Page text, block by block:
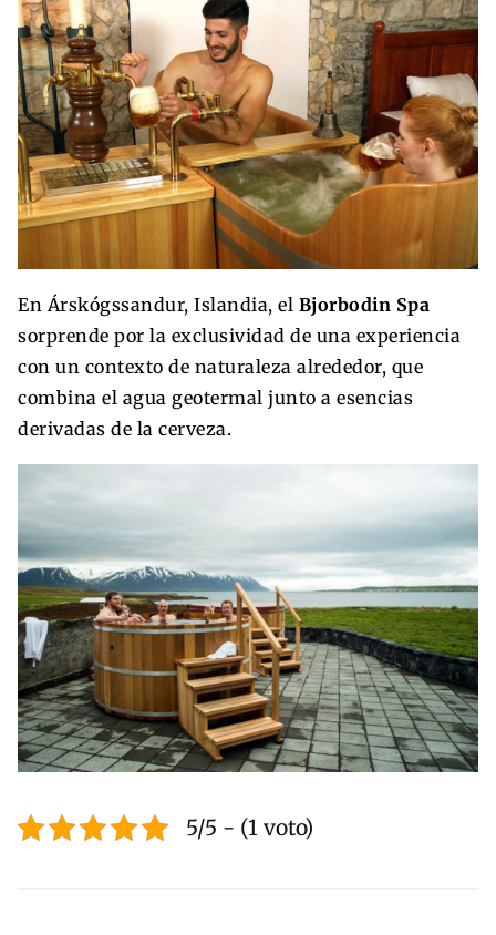
En Árskógssandur, Islandia, el Bjorbodin Spa
sorprende por la exclusividad de una experiencia
con un contexto de naturaleza alrededor, que
combina el agua geotermal junto a esencias
derivadas de la cerveza.
5/5 - (1 voto)